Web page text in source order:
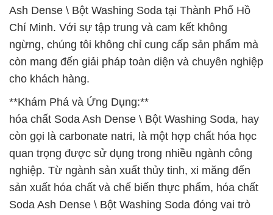
Ash Dense \ Bột Washing Soda tại Thành Phố Hồ
Chí Minh. Với sự tập trung và cam kết không
ngừng, chúng tôi không chỉ cung cấp sản phẩm mà
còn mang đến giải pháp toàn diện và chuyên nghiệp
cho khách hàng.
**Khám Phá và Ứng Dụng:**
hóa chất Soda Ash Dense \ Bột Washing Soda, hay
còn gọi là carbonate natri, là một hợp chất hóa học
quan trọng được sử dụng trong nhiều ngành công
nghiệp. Từ ngành sản xuất thủy tinh, xi măng đến
sản xuất hóa chất và chế biến thực phẩm, hóa chất
Soda Ash Dense \ Bột Washing Soda đóng vai trò